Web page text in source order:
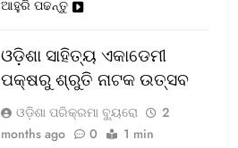
ଆହୁରି ପଢନ୍ତୁ
ଓଡ଼ିଶା ସାହିତ୍ୟ ଏକାଡେମୀ
ପକ୍ଷରୁ ଶ୍ରୁତି ନାଟକ ଉତ୍ସବ
ଓଡ଼ିଶା ପରିକ୍ରମା ବ୍ୟୁରୋ
2
months ago
0 1 min